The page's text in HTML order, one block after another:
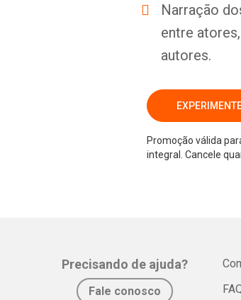
Narração
entre
autores.
Promoção válida
integral. Cancele
Precisando de ajuda?
Fale conosco